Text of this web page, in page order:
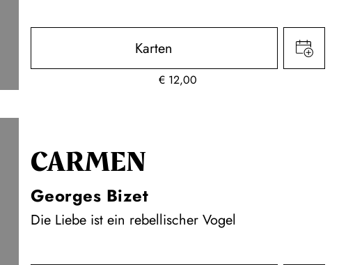
Karten
€ 12,00
CARMEN
Georges Bizet
Die Liebe ist ein rebellischer Vogel